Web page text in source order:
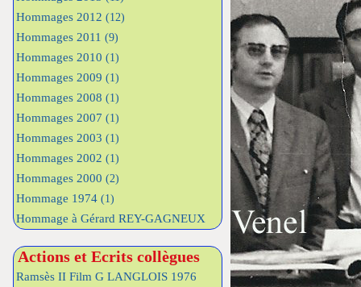
Hommages 2012 (12)
Hommages 2011 (9)
Hommages 2010 (1)
Hommages 2009 (1)
Hommages 2008 (1)
Hommages 2007 (1)
Hommages 2003 (1)
Hommages 2002 (1)
Hommages 2000 (2)
Hommage 1974 (1)
Hommage à Gérard REY-GAGNEUX
Actions et Ecrits collègues
Ramsès II Film G LANGLOIS 1976